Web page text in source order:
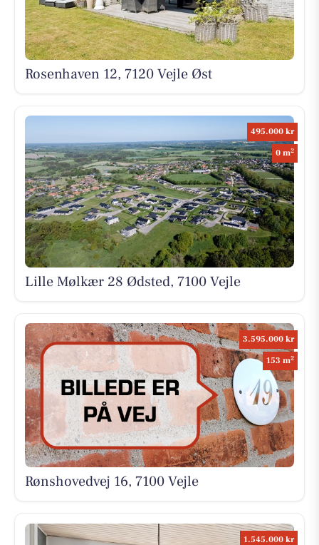
Rosenhaven 12, 7120 Vejle Øst
495.000 kr
0 m2
Lille Mølkær 28 Ødsted, 7100 Vejle
3.595.000 kr
153 m2
Rønshovedvej 16, 7100 Vejle
1.545.000 kr